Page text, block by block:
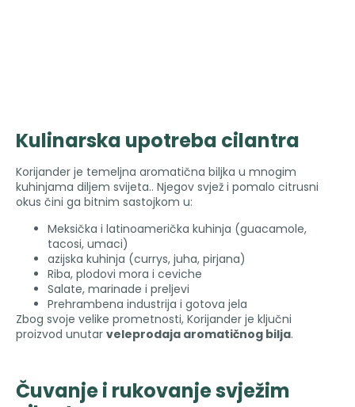
Kulinarska upotreba cilantra
Korijander je temeljna aromatična biljka u mnogim
kuhinjama diljem svijeta.. Njegov svjež i pomalo citrusni
okus čini ga bitnim sastojkom u:
Meksička i latinoamerička kuhinja (guacamole,
tacosi, umaci)
azijska kuhinja (currys, juha, pirjana)
Riba, plodovi mora i ceviche
Salate, marinade i preljevi
Prehrambena industrija i gotova jela
Zbog svoje velike prometnosti, Korijander je ključni
proizvod unutar veleprodaja aromatičnog bilja.
Čuvanje i rukovanje svježim